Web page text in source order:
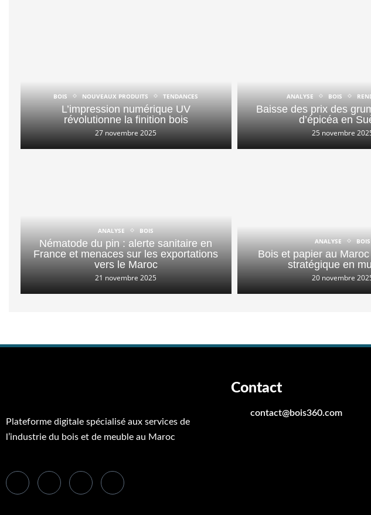
BOIS NOUVEAUX PRODUITS TENDANCES
L’impression numérique UV
révolutionne la finition bois
27 novembre 2025
ANALYSE BOIS
Baisse des prix des
d’épicéa en
25 novembre
ANALYSE BOIS
Nématode du pin : alerte sanitaire en
France et menaces sur les exportations
vers le Maroc
21 novembre 2025
ANALYSE BOIS
Bois et papier au
stratégique en
20 novembre
Plateforme digitale spécialisé aux services de
l’industrie du bois et de meuble au Maroc
Contact
contact@bois360.com